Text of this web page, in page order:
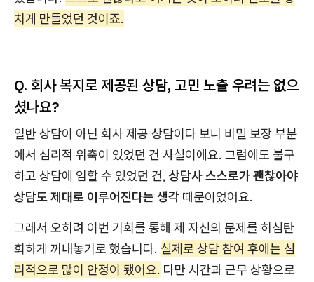
치게 만들었던 것이죠.
Q. 회사 복지로 제공된 상담, 고민 노출 우려는 없으
셨나요?
일반 상담이 아닌 회사 제공 상담이다 보니 비밀 보장 부분
에서 심리적 위축이 있었던 건 사실이에요. 그럼에도 불구
하고 상담에 임할 수 있었던 건, 상담사 스스로가 괜찮아야
상담도 제대로 이루어진다는 생각 때문이었어요.
그래서 오히려 이번 기회를 통해 제 자신의 문제를 허심탄
회하게 꺼내놓기로 했습니다. 실제로 상담 참여 후에는 심
리적으로 많이 안정이 됐어요. 다만 시간과 근무 상황으로